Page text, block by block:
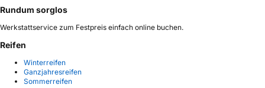
Rundum sorglos
Werkstattservice zum Festpreis einfach online buchen.
Reifen
Winterreifen
Ganzjahresreifen
Sommerreifen